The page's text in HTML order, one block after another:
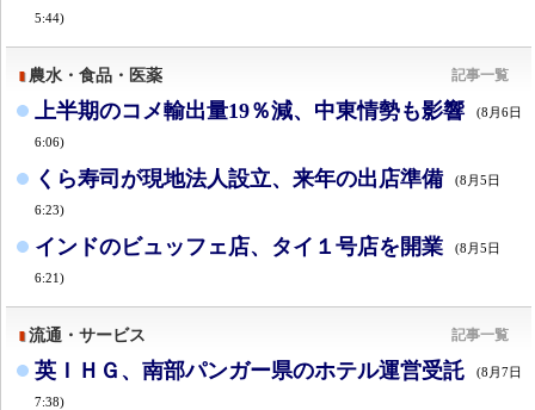
5:44)
農水・食品・医薬 記事一覧
上半期のコメ輸出量19％減、中東情勢も影響 (8月6日
6:06)
くら寿司が現地法人設立、来年の出店準備 (8月5日
6:23)
インドのビュッフェ店、タイ１号店を開業 (8月5日
6:21)
流通・サービス 記事一覧
英ＩＨＧ、南部パンガー県のホテル運営受託 (8月7日
7:38)